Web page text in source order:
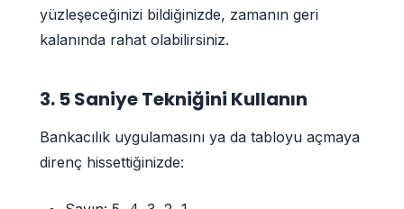
yüzleşeceğinizi bildiğinizde, zamanın geri
kalanında rahat olabilirsiniz.
3. 5 Saniye Tekniğini Kullanın
Bankacılık uygulamasını ya da tabloyu açmaya
direnç hissettiğinizde: